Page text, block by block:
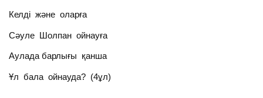
Келді және оларға
Сәуле Шолпан ойнауға
Аулада барлығы қанша
Ұл бала ойнауда? (4ұл)